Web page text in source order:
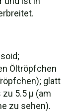
Öltröpfchen
glatt
5.5 µ (am
zu sehen).